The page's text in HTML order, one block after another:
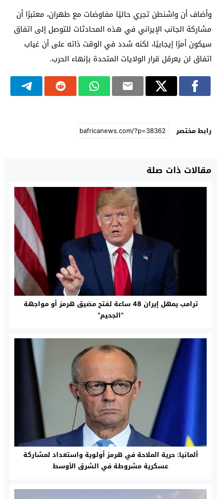
وأضاف أن واشنطن تجري حاليًا مفاوضات مع طهران، معتبرًا أن
مشاركة الجانب الإيراني في هذه المحادثات للتوصل إلى اتفاق
سيكون أمرًا إيجابيًا، لكنه شدد في الوقت ذاته على أن غياب
اتفاق لن يعرقل قرار الولايات المتحدة بإنهاء الحرب.
رابط مختصر
مقالات ذات صلة
ترامب يمهل إيران 48 ساعة لفتح مضيق هرمز أو مواجهة
“الجحيم”
ألمانيا: حرية الملاحة في هرمز أولوية واستعداد لمشاركة
عسكرية مشروطة في الشرق الأوسط